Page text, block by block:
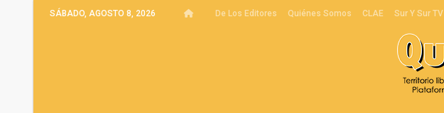
SÁBADO, AGOSTO 8, 2026 De Los Editores Quiénes Somos CLAE Sur Y Sur TV